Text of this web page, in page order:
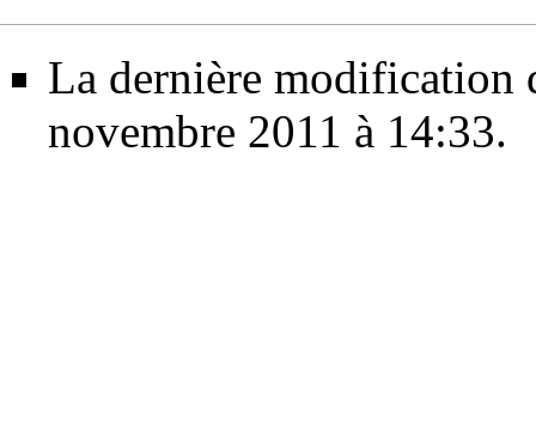
La dernière modification
novembre 2011 à 14:33.